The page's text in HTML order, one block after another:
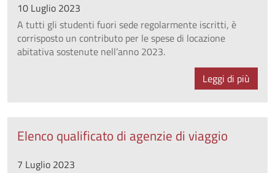
10 Luglio 2023
A tutti gli studenti fuori sede regolarmente iscritti, è
corrisposto un contributo per le spese di locazione
abitativa sostenute nell’anno 2023.
Leggi di più
Elenco qualificato di agenzie di viaggio
7 Luglio 2023